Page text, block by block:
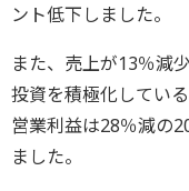
ント低下しました。
また、売上が13％減
投資を積極化してい
営業利益は28％減の
ました。